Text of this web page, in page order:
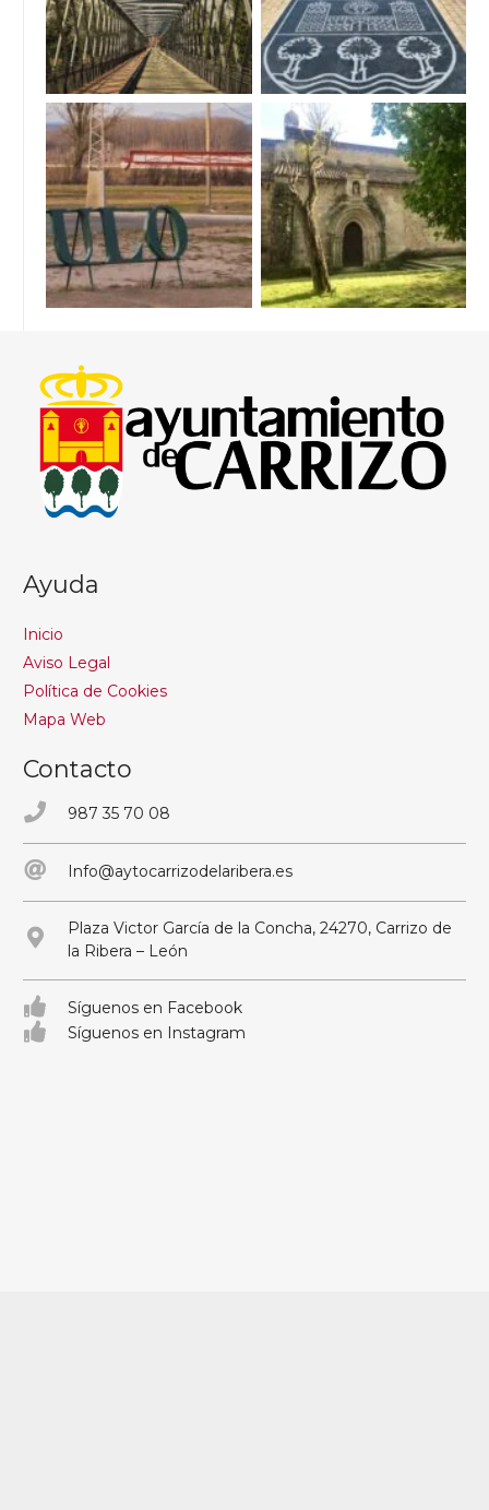
Ayuda
Inicio
Aviso Legal
Política de Cookies
Mapa Web
Contacto
987 35 70 08
Info@aytocarrizodelaribera.es
Plaza Victor García de la Concha, 24270, Carrizo de
la Ribera – León
Síguenos en Facebook
Síguenos en Instagram